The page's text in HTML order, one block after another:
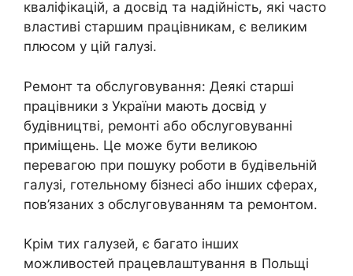
кваліфікацій, а досвід та надійність, які часто
властиві старшим працівникам, є великим
плюсом у цій галузі.
Ремонт та обслуговування: Деякі старші
працівники з України мають досвід у
будівництві, ремонті або обслуговуванні
приміщень. Це може бути великою
перевагою при пошуку роботи в будівельній
галузі, готельному бізнесі або інших сферах,
пов’язаних з обслуговуванням та ремонтом.
Крім тих галузей, є багато інших
можливостей працевлаштування в Польщі